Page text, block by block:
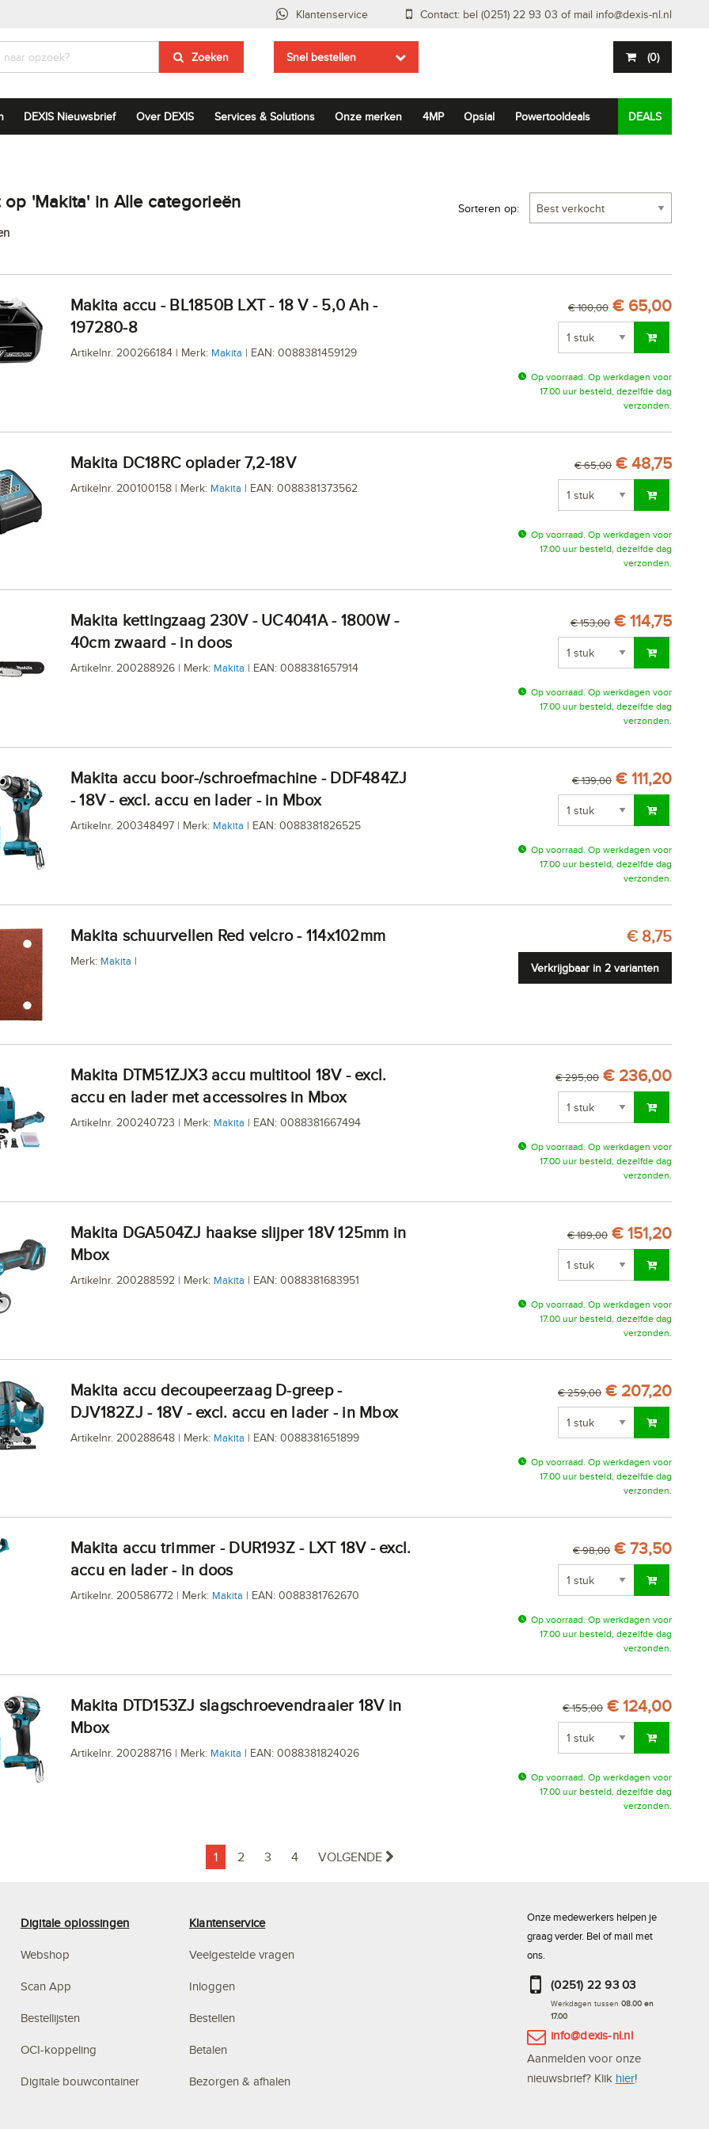
Klantenservice Contact: bel (0251) 22 93 03 of mail info@dexis-nl.nl
Zoeken Snel bestellen (0)
DEXIS Nieuwsbrief Over DEXIS Services & Solutions Onze merken 4MP Opsial Powertooldeals DEALS
op 'Makita' in Alle categorieën Sorteren op:
Makita accu - BL1850B LXT - 18 V - 5,0 Ah -
197280-8
Artikelnr. 200266184 | Merk: Makita | EAN: 0088381459129
€ 100,00 € 65,00
Op voorraad. Op werkdagen voor
17.00 uur besteld, dezelfde dag
verzonden.
Makita DC18RC oplader 7,2-18V
Artikelnr. 200100158 | Merk: Makita | EAN: 0088381373562
€ 65,00 € 48,75
Op voorraad. Op werkdagen voor
17.00 uur besteld, dezelfde dag
verzonden.
Makita kettingzaag 230V - UC4041A - 1800W -
40cm zwaard - in doos
Artikelnr. 200288926 | Merk: Makita | EAN: 0088381657914
€ 153,00 € 114,75
Op voorraad. Op werkdagen voor
17.00 uur besteld, dezelfde dag
verzonden.
Makita accu boor-/schroefmachine - DDF484ZJ
- 18V - excl. accu en lader - in Mbox
Artikelnr. 200348497 | Merk: Makita | EAN: 0088381826525
€ 139,00 € 111,20
Op voorraad. Op werkdagen voor
17.00 uur besteld, dezelfde dag
verzonden.
Makita schuurvellen Red velcro - 114x102mm
Merk: Makita |
€ 8,75
Verkrijgbaar in 2 varianten
Makita DTM51ZJX3 accu multitool 18V - excl.
accu en lader met accessoires in Mbox
Artikelnr. 200240723 | Merk: Makita | EAN: 0088381667494
€ 295,00 € 236,00
Op voorraad. Op werkdagen voor
17.00 uur besteld, dezelfde dag
verzonden.
Makita DGA504ZJ haakse slijper 18V 125mm in
Mbox
Artikelnr. 200288592 | Merk: Makita | EAN: 0088381683951
€ 189,00 € 151,20
Op voorraad. Op werkdagen voor
17.00 uur besteld, dezelfde dag
verzonden.
Makita accu decoupeerzaag D-greep -
DJV182ZJ - 18V - excl. accu en lader - in Mbox
Artikelnr. 200288648 | Merk: Makita | EAN: 0088381651899
€ 259,00 € 207,20
Op voorraad. Op werkdagen voor
17.00 uur besteld, dezelfde dag
verzonden.
Makita accu trimmer - DUR193Z - LXT 18V - excl.
accu en lader - in doos
Artikelnr. 200586772 | Merk: Makita | EAN: 0088381762670
€ 98,00 € 73,50
Op voorraad. Op werkdagen voor
17.00 uur besteld, dezelfde dag
verzonden.
Makita DTD153ZJ slagschroevendraaier 18V in
Mbox
Artikelnr. 200288716 | Merk: Makita | EAN: 0088381824026
€ 155,00 € 124,00
Op voorraad. Op werkdagen voor
17.00 uur besteld, dezelfde dag
verzonden.
1 2 3 4 VOLGENDE
Digitale oplossingen
Webshop
Scan App
Bestellijsten
OCI-koppeling
Digitale bouwcontainer
Klantenservice
Veelgestelde vragen
Inloggen
Bestellen
Betalen
Bezorgen & afhalen
Onze medewerkers helpen je
graag verder. Bel of mail met
ons.
(0251) 22 93 03
Werkdagen tussen 08.00 en
17.00
info@dexis-nl.nl
Aanmelden voor onze
nieuwsbrief? Klik hier!